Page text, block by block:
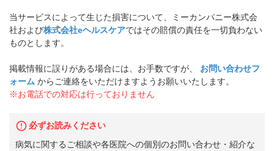
当サービスによって生じた損害について、ミーカンパニー株式会
社および株式会社eヘルスケアではその賠償の責任を一切負わない
ものとします。
掲載情報に誤りがある場合には、お手数ですが、
お問い合わせフ
ォーム からご連絡をいただけますようお願いいたします。
※お電話での対応は行っておりません
必ずお読みください
病気に関するご相談や各医院への個別のお問い合わせ・紹介な